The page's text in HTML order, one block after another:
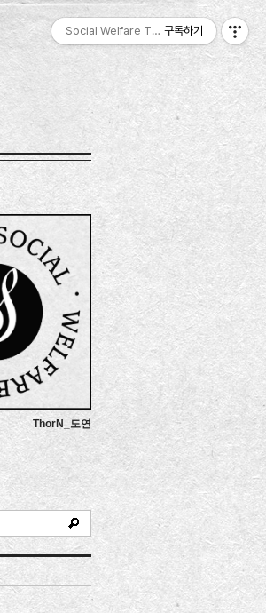
ThorN_도연
Social Welfare Thorn News, 福智衍, 복
구독하기